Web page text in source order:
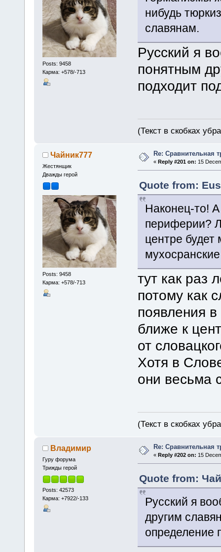
Posts: 9458
Карма: +578/-713
нибудь
славянам.
Русский я
понятным
подходит
(Текст в скобках
Чайник777
Жестянщик
Дважды герой
Posts: 9458
Карма: +578/-713
Re: Сравнительная
«Reply #201 on: 15
Quote from:
Наконец-то!
периферии?
центре будет
тут как раз
потому как
появления
ближе к
от
Хотя в
они весьма
(Текст в скобках
Владимир
Гуру форума
Трижды герой
Posts: 42573
Карма: +7922/-133
Re: Сравнительная
«Reply #202 on: 15
Quote from:
Русский я
другим
определение